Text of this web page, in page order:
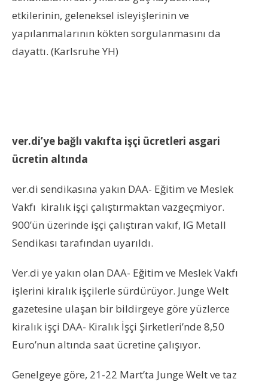
etkilerinin, geleneksel isleyişlerinin ve
yapılanmalarının kökten sorgulanmasını da
dayattı. (Karlsruhe YH)
ver.di’ye bağlı vakıfta işçi ücretleri asgari
ücretin altında
ver.di sendikasına yakın DAA- Eğitim ve Meslek
Vakfı kiralık işçi çalıştırmaktan vazgeçmiyor.
900’ün üzerinde işçi çalıştıran vakıf, IG Metall
Sendikası tarafından uyarıldı.
Ver.di ye yakın olan DAA- Eğitim ve Meslek Vakfı
işlerini kiralık işçilerle sürdürüyor. Junge Welt
gazetesine ulaşan bir bildirgeye göre yüzlerce
kiralık işçi DAA- Kiralık İşçi Şirketleri’nde 8,50
Euro’nun altında saat ücretine çalışıyor.
Genelgeye göre, 21-22 Mart’ta Junge Welt ve taz